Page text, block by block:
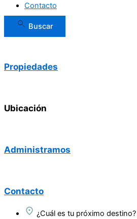
Contacto
Buscar
Propiedades
Ubicación
Administramos
Contacto
¿Cuál es tu próximo destino?